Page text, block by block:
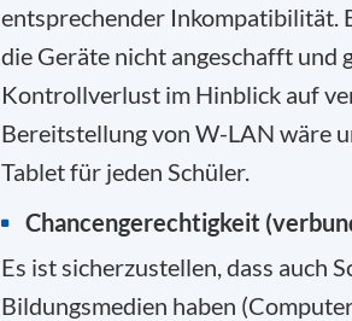
entsprechender Inkompatibilität.
die Geräte nicht angeschafft und
Kontrollverlust im Hinblick auf
Bereitstellung von W-LAN wäre
Tablet für jeden Schüler.
Chancengerechtigkeit
Es ist sicherzustellen, dass auch
Bildungsmedien haben